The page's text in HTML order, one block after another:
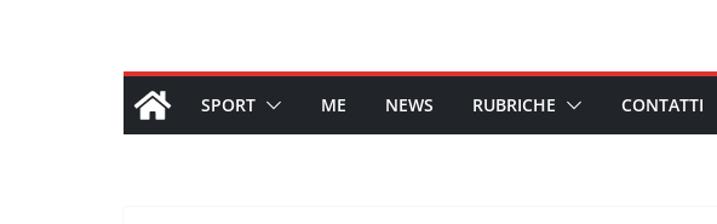
SPORT ME NEWS RUBRICHE CONTATTI